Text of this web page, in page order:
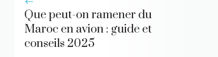
Que peut-on ramener du
Maroc en avion : guide et
conseils 2025